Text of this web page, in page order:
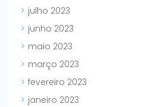
julho 2023
junho 2023
maio 2023
março 2023
fevereiro 2023
janeiro 2023